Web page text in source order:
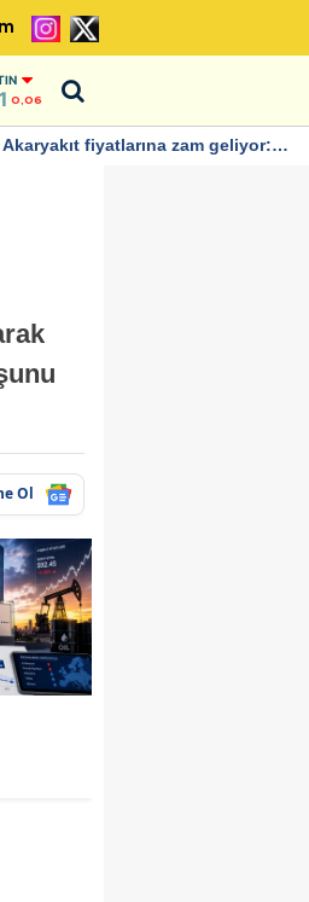
0,06
Akaryakıt fiyatlarına zam geliyor:
Ol